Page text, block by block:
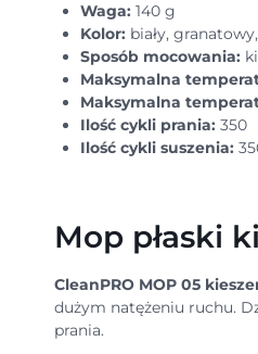
Waga: 140 g
Kolor:biały,
Sposób mocowania:
Maksymalna
Maksymalna
Ilość cykli prania:350
Ilość cykli suszenia:
Mop płaski
CleanPRO MOP 05
dużym natężeniu ruchu.
prania.